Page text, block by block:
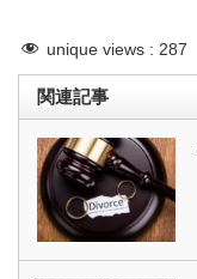
unique views : 287
関連記事